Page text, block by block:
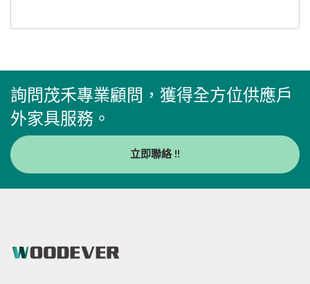
詢問茂禾專業顧問，獲得全方位供應戶
外家具服務。
立即聯絡 !!